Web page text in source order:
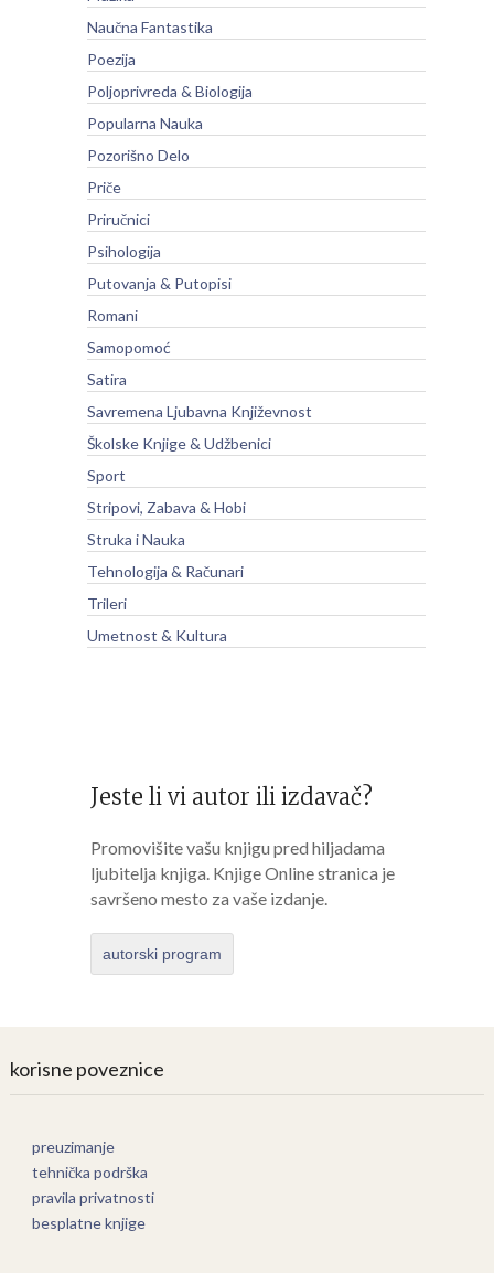
Naučna Fantastika
Poezija
Poljoprivreda & Biologija
Popularna Nauka
Pozorišno Delo
Priče
Priručnici
Psihologija
Putovanja & Putopisi
Romani
Samopomoć
Satira
Savremena Ljubavna Književnost
Školske Knjige & Udžbenici
Sport
Stripovi, Zabava & Hobi
Struka i Nauka
Tehnologija & Računari
Trileri
Umetnost & Kultura
Jeste li vi autor ili izdavač?
Promovišite vašu knjigu pred hiljadama
ljubitelja knjiga. Knjige Online stranica je
savršeno mesto za vaše izdanje.
autorski program
korisne poveznice
preuzimanje
tehnička podrška
pravila privatnosti
besplatne knjige